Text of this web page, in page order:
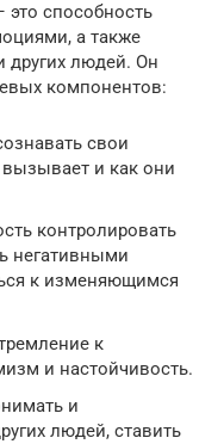
способность
а также
других людей. Он
компонентов:
свои
и как они
контролировать
негативными
к изменяющимся
к
и настойчивость.
и
людей, ставить